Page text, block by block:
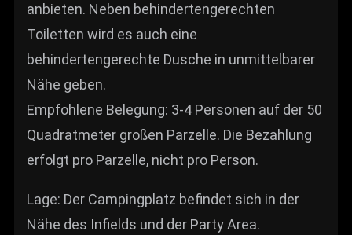
anbieten. Neben behindertengerechten
Toiletten wird es auch eine
behindertengerechte Dusche in unmittelbarer
Nähe geben.
Empfohlene Belegung: 3-4 Personen auf der 50
Quadratmeter großen Parzelle. Die Bezahlung
erfolgt pro Parzelle, nicht pro Person.
Lage: Der Campingplatz befindet sich in der
Nähe des Infields und der Party Area.